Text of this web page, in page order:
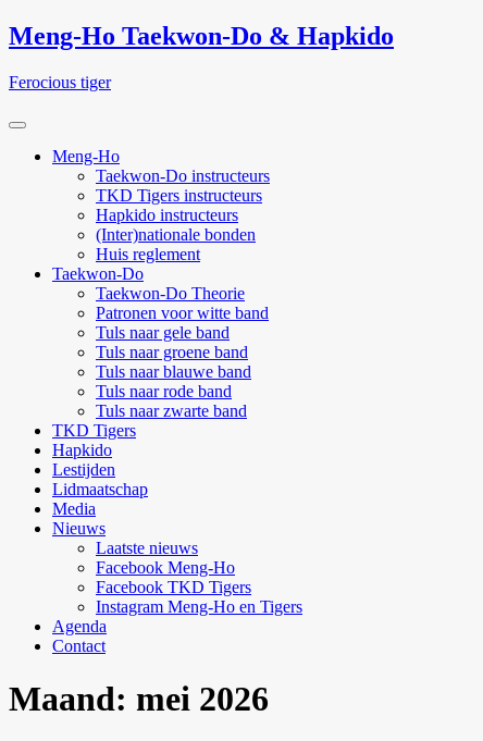
Skip
to
Meng-Ho Taekwon-Do & Hapkido
Ferocious tiger
Meng-Ho
Taekwon-Do instructeurs
TKD Tigers instructeurs
Hapkido instructeurs
(Inter)nationale bonden
Huis reglement
Taekwon-Do
Taekwon-Do Theorie
Patronen voor witte band
Tuls naar gele band
Tuls naar groene band
Tuls naar blauwe band
Tuls naar rode band
Tuls naar zwarte band
TKD Tigers
Hapkido
Lestijden
Lidmaatschap
Media
Nieuws
Laatste nieuws
Facebook Meng-Ho
Facebook TKD Tigers
Instagram Meng-Ho en Tigers
Agenda
Contact
Maand: mei 2026